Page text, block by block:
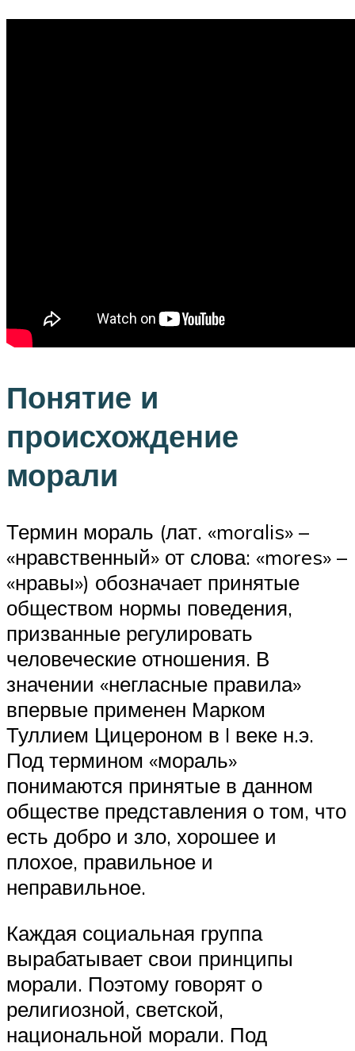
Понятие и
происхождение
морали
Термин мораль (лат. «moralis» –
«нравственный» от слова: «mores» –
«нравы») обозначает принятые
обществом нормы поведения,
призванные регулировать
человеческие отношения. В
значении «негласные правила»
впервые применен Марком
Туллием Цицероном в I веке н.э.
Под термином «мораль»
понимаются принятые в данном
обществе представления о том, что
есть добро и зло, хорошее и
плохое, правильное и
неправильное.
Каждая социальная группа
вырабатывает свои принципы
морали. Поэтому говорят о
религиозной, светской,
национальной морали. Под